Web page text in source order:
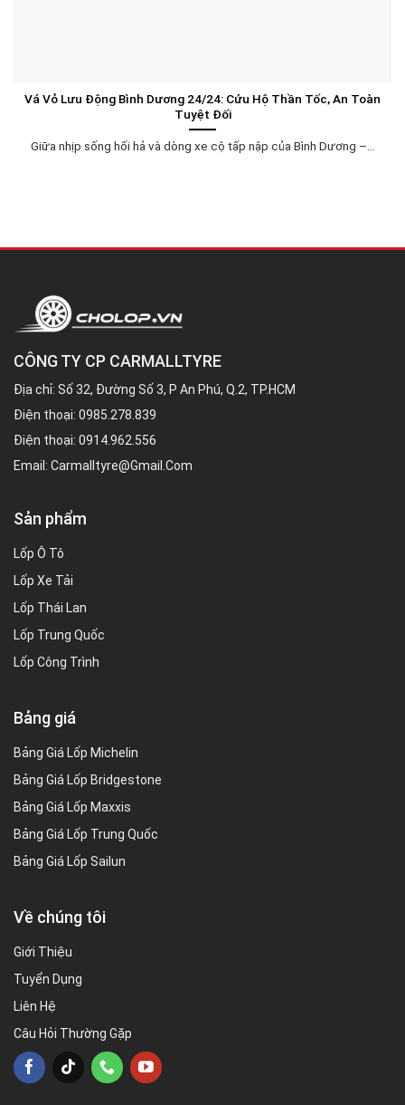
Vá Vỏ Lưu Động Bình Dương 24/24: Cứu Hộ Thần Tốc, An Toàn
Tuyệt Đối
Giữa nhịp sống hối hả và dòng xe cộ tấp nập của Bình Dương –...
CÔNG TY CP CARMALLTYRE
Địa chỉ: Số 32, Đường Số 3, P An Phú, Q.2, TP.HCM
Điện thoại: 0985.278.839
Điện thoại: 0914.962.556
Email: Carmalltyre@gmail.com
Sản phẩm
Lốp Ô Tô
Lốp Xe Tải
Lốp Thái Lan
Lốp Trung Quốc
Lốp Công Trình
Bảng giá
Bảng Giá Lốp Michelin
Bảng Giá Lốp Bridgestone
Bảng Giá Lốp Maxxis
Bảng Giá Lốp Trung Quốc
Bảng Giá Lốp Sailun
Về chúng tôi
Giới Thiệu
Tuyển Dụng
Liên Hệ
Câu Hỏi Thường Gặp